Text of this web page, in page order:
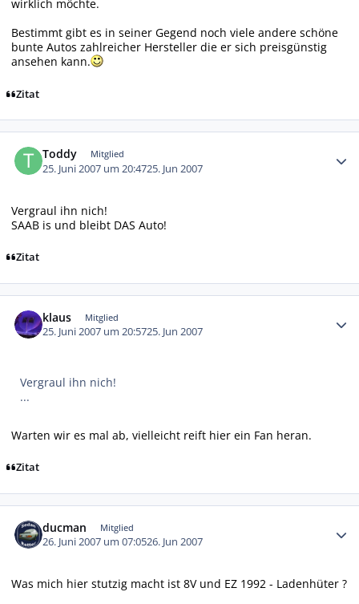
wirklich möchte.
Bestimmt gibt es in seiner Gegend noch viele andere schöne
bunte Autos zahlreicher Hersteller die er sich preisgünstig
ansehen kann.
Zitat
Toddy Mitglied
25. Juni 2007 um 20:4725. Jun 2007
Vergraul ihn nich!
SAAB is und bleibt DAS Auto!
Zitat
klaus Mitglied
25. Juni 2007 um 20:5725. Jun 2007
Vergraul ihn nich!
...
Warten wir es mal ab, vielleicht reift hier ein Fan heran.
Zitat
ducman Mitglied
26. Juni 2007 um 07:0526. Jun 2007
Was mich hier stutzig macht ist 8V und EZ 1992 - Ladenhüter ?